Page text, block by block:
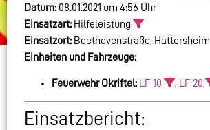
Datum: 08.01.2021 um 4:56 Uhr
Einsatzart: Hilfeleistung
Einsatzort: Beethovenstraße, Hattersheim
Einheiten und Fahrzeuge:
Feuerwehr Okriftel: LF 10 , LF 20
Einsatzbericht: